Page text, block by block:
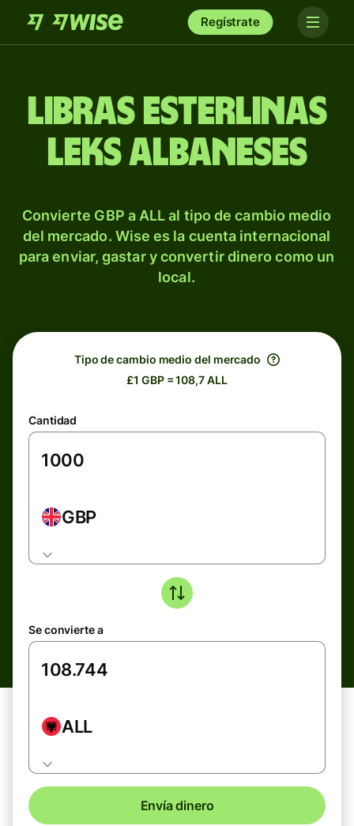
Regístrate
Libras esterlinas
leks albaneses
Convierte GBP a ALL al tipo de cambio medio
del mercado. Wise es la cuenta internacional
para enviar, gastar y convertir dinero como un
local.
Tipo de cambio medio del mercado
£1 GBP = 108,7 ALL
Cantidad
GBP
Se convierte a
ALL
Envía dinero